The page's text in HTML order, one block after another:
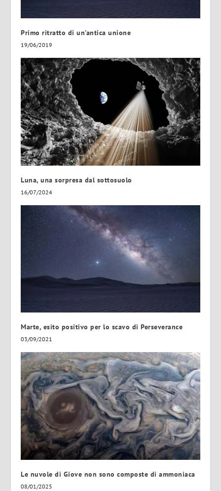
Primo ritratto di un’antica unione
19/06/2019
Luna, una sorpresa dal sottosuolo
16/07/2024
Marte, esito positivo per lo scavo di Perseverance
03/09/2021
Le nuvole di Giove non sono composte di ammoniaca
08/01/2025